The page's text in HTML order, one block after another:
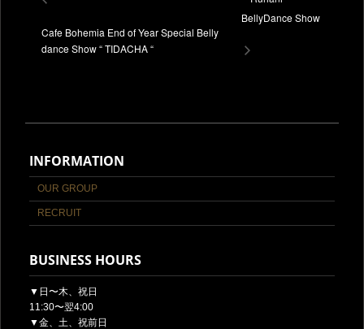
Cafe Bohemia End of Year Special Belly
dance Show “ TIDACHA “
BellyDance Show
INFORMATION
OUR GROUP
RECRUIT
BUSINESS HOURS
▼日〜木、祝日
11:30〜翌4:00
▼金、土、祝前日